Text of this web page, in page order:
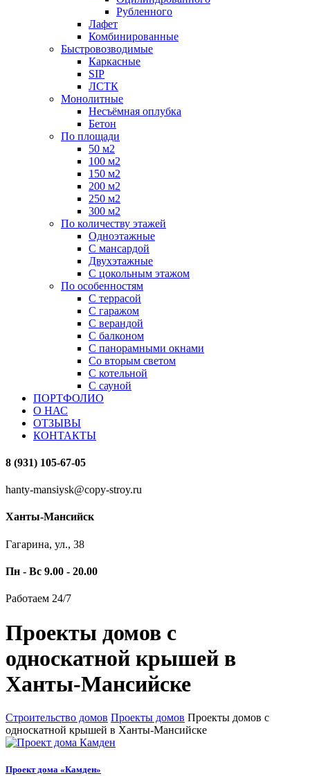
Рубленного
Лафет
Комбинированные
Быстровозводимые
Каркасные
SIP
ЛСТК
Монолитные
Несъёмная оплубка
Бетон
По площади
50 м2
100 м2
150 м2
200 м2
250 м2
300 м2
По количеству этажей
Одноэтажные
С мансардой
Двухэтажные
С цокольным этажом
По особенностям
С террасой
С гаражом
С верандой
С балконом
С панорамными окнами
Со вторым светом
С котельной
С сауной
ПОРТФОЛИО
О НАС
ОТЗЫВЫ
КОНТАКТЫ
8 (931) 105-67-05
hanty-mansiysk@copy-stroy.ru
Ханты-Мансийск
Гагарина, ул., 38
Пн - Вс 9.00 - 20.00
Работаем 24/7
Проекты домов с
односкатной крышей в
Ханты-Мансийске
Строительство домов Проекты домов Проекты домов с
односкатной крышей в Ханты-Мансийске
Проект дома «Камден»